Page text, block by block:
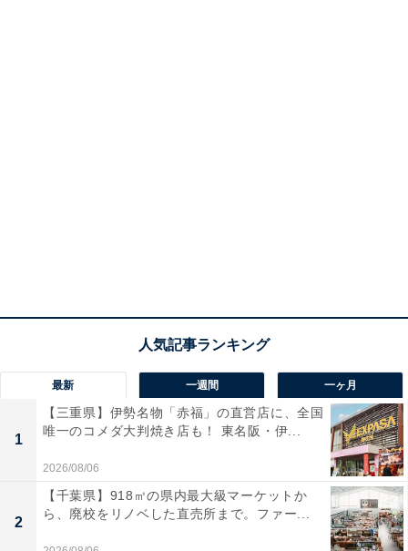
最新 一週間 一ヶ月
1
【三重県】伊勢名物「赤福」の直営店に、全国
唯一のコメダ大判焼き店も！ 東名阪・伊...
2026/08/06
2
【千葉県】918㎡の県内最大級マーケットか
ら、廃校をリノベした直売所まで。ファー...